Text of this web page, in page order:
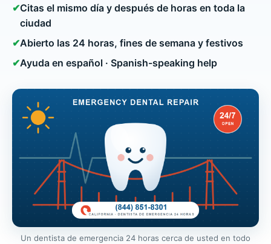
✔Citas el mismo día y después de horas en toda la
ciudad
✔Abierto las 24 horas, fines de semana y festivos
✔Ayuda en español · Spanish-speaking help
Un dentista de emergencia 24 horas cerca de usted en todo